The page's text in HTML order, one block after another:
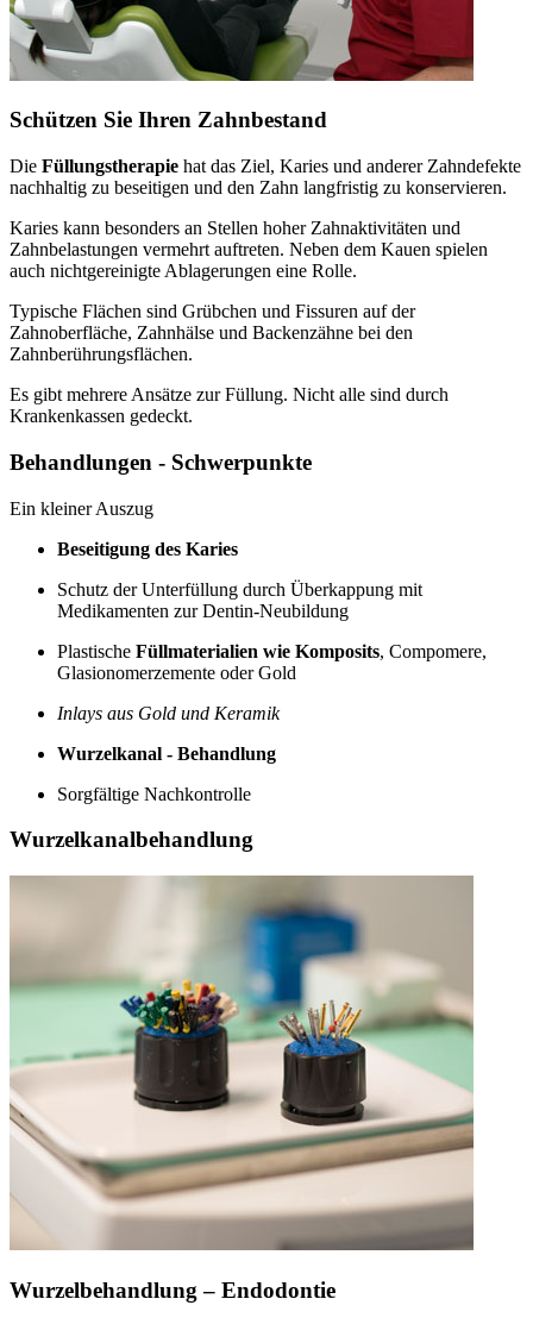
Schützen Sie Ihren Zahnbestand
Die Füllungstherapie hat das Ziel, Karies und anderer Zahndefekte
nachhaltig zu beseitigen und den Zahn langfristig zu konservieren.
Karies kann besonders an Stellen hoher Zahnaktivitäten und
Zahnbelastungen vermehrt auftreten. Neben dem Kauen spielen
auch nichtgereinigte Ablagerungen eine Rolle.
Typische Flächen sind Grübchen und Fissuren auf der
Zahnoberfläche, Zahnhälse und Backenzähne bei den
Zahnberührungsflächen.
Es gibt mehrere Ansätze zur Füllung. Nicht alle sind durch
Krankenkassen gedeckt.
Behandlungen - Schwerpunkte
Ein kleiner Auszug
Beseitigung des Karies
Schutz der Unterfüllung durch Überkappung mit
Medikamenten zur Dentin-Neubildung
Plastische Füllmaterialien wie Komposits, Compomere,
Glasionomerzemente oder Gold
Inlays aus Gold und Keramik
Wurzelkanal - Behandlung
Sorgfältige Nachkontrolle
Wurzelkanalbehandlung
Wurzelbehandlung – Endodontie